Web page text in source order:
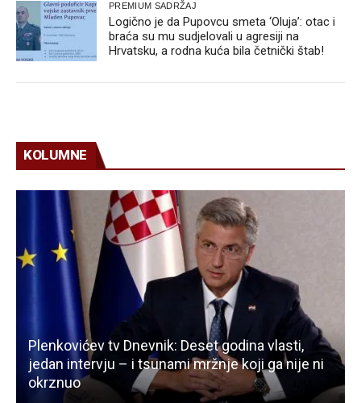
PREMIUM SADRŽAJ
Logično je da Pupovcu smeta ‘Oluja’: otac i
braća su mu sudjelovali u agresiji na
Hrvatsku, a rodna kuća bila četnički štab!
KOLUMNE
Plenkovićev tv Dnevnik: Deset godina vlasti,
jedan intervju – i tsunami mržnje koji ga nije ni
okrznuo